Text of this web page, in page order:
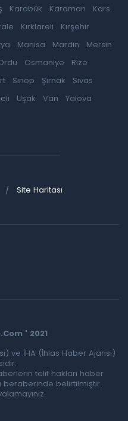
Karabük Karaman
Kars
Kırklareli
Kırşehir
Manisa Mardin
Mersin
Osmaniye
Rize
Sinop Şırnak
Sivas
Uşak Van
Yalova
Site Haritası
' 2021
ve İHA (İhlas Haber Ajansı)
telif hakları haber
beraberinde belirtilmiştir.